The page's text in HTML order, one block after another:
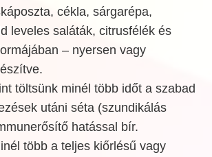
cékla, sárgarépa,
leveles saláták, citrusfélék és
– nyersen vagy
töltsünk minél több időt a szabad
utáni séta (szundikálás
hatással bír.
több a teljes kiőrlésű vagy